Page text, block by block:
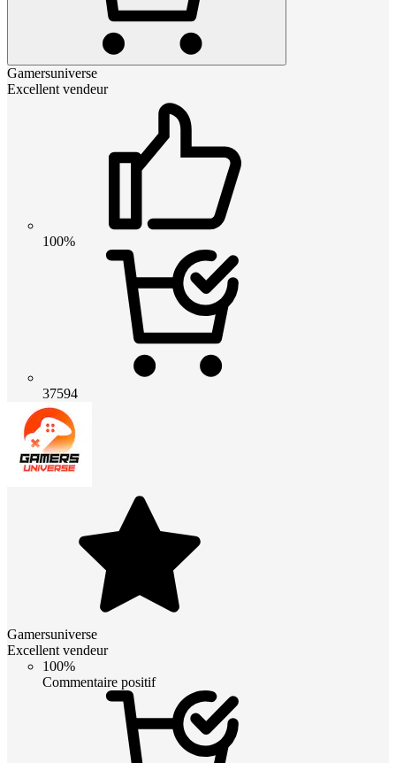
Gamersuniverse
Excellent vendeur
100%
37594
Gamersuniverse
Excellent vendeur
100%
Commentaire positif